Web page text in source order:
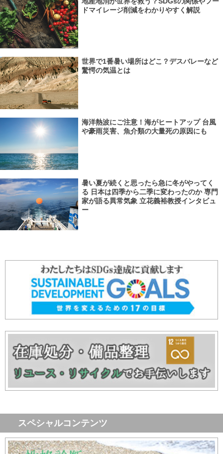
ドマイレージ削減をわかりやすく解説
世界で1番暑い場所はどこ？デスバレーなど
驚愕の気温とは
海洋熱波にご注意！海がヒートアップ 台風
や豪雨災害、魚介類の大量死の原因にも
暑い夏が続くと思ったら急に冬がやってく
る 日本は四季から二季に変わったのか 専門
家が語る異常気象 立花義裕教授インタビュ
ー
スペシャルコンテンツ